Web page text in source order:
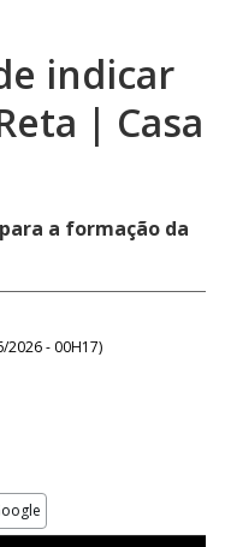
indicar
| Casa
a formação da
2026 - 00H17)